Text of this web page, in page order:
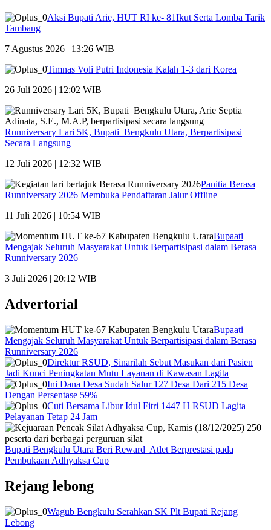
Aksi Bupati Arie, HUT RI ke- 81Ikut Serta Lomba Tarik
Tambang
7 Agustus 2026 | 13:26 WIB
Timnas Voli Putri Indonesia Kalah 1-3 dari Korea
26 Juli 2026 | 12:02 WIB
Runniversary Lari 5K, Bupati Bengkulu Utara, Berpartisipasi
Secara Langsung
12 Juli 2026 | 12:32 WIB
Panitia Berasa
Runniversary 2026 Membuka Pendaftaran Jalur Offline
11 Juli 2026 | 10:54 WIB
Bupaati
Mengajak Seluruh Masyarakat Untuk Berpartisipasi dalam Berasa
Runniversary 2026
3 Juli 2026 | 20:12 WIB
Advertorial
Bupaati
Mengajak Seluruh Masyarakat Untuk Berpartisipasi dalam Berasa
Runniversary 2026
Direktur RSUD, Sinarilah Sebut Masukan dari Pasien
Jadi Kunci Peningkatan Mutu Layanan di Kawasan Lagita
Ini Dana Desa Sudah Salur 127 Desa Dari 215 Desa
Dengan Persentase 59%
Cuti Bersama Libur Idul Fitri 1447 H RSUD Lagita
Pelayanan Tetap 24 Jam
Bupati Bengkulu Utara Beri Reward Atlet Berprestasi pada
Pembukaan Adhyaksa Cup
Rejang lebong
Wagub Bengkulu Serahkan SK Plt Bupati Rejang
Lebong